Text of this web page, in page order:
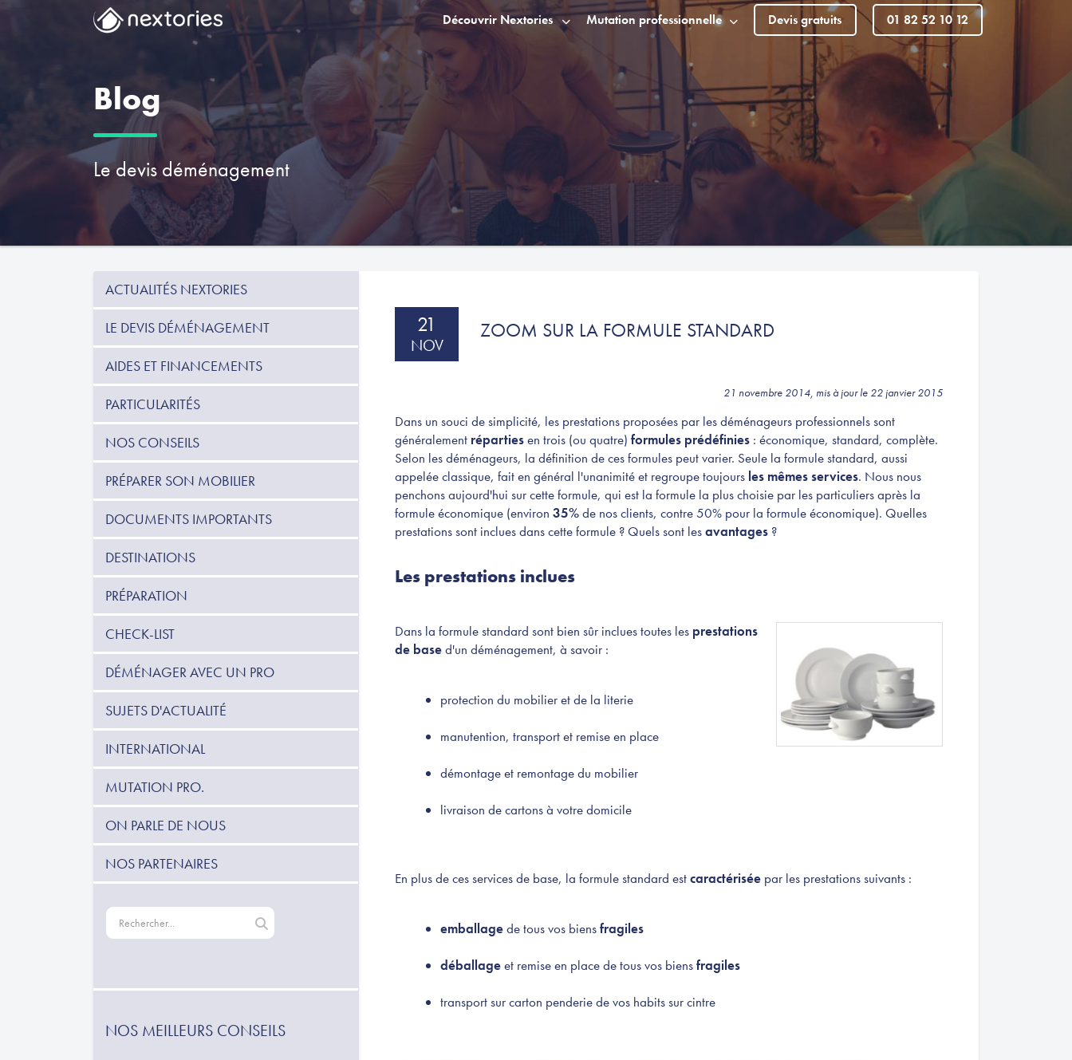
Découvrir Nextories Mutation professionnelle Devis gratuits 01 82 52 10 12
Blog
Le devis déménagement
ACTUALITÉS NEXTORIES
LE DEVIS DÉMÉNAGEMENT
AIDES ET FINANCEMENTS
PARTICULARITÉS
NOS CONSEILS
PRÉPARER SON MOBILIER
DOCUMENTS IMPORTANTS
DESTINATIONS
PRÉPARATION
CHECK-LIST
DÉMÉNAGER AVEC UN PRO
SUJETS D'ACTUALITÉ
INTERNATIONAL
MUTATION PRO.
ON PARLE DE NOUS
NOS PARTENAIRES
NOS MEILLEURS CONSEILS
21
NOV
ZOOM SUR LA FORMULE STANDARD
21 novembre 2014, mis à jour le 22 janvier 2015
Dans un souci de simplicité, les prestations proposées par les déménageurs professionnels sont
généralement répartiesen trois (ou quatre) formules prédéfinies : économique, standard, complète.
Selon les déménageurs, la définition de ces formules peut varier. Seule la formule standard, aussi
appelée classique, fait en général l'unanimité et regroupe toujours les mêmes services. Nous nous
penchons aujourd'hui sur cette formule, qui est la formule la plus choisie par les particuliers après la
formule économique (environ 35%de nos clients, contre 50% pour la formule économique). Quelles
prestations sont inclues dans cette formule ? Quels sont lesavantages ?
Les prestations inclues
Dans la formule standard sont bien sûr inclues toutes les prestations
de based'un déménagement, à savoir :
protection du mobilier et de la literie
manutention, transport et remise en place
démontage et remontage du mobilier
livraison de cartons à votre domicile
En plus de ces services de base, la formule standard estcaractérisée par les prestations suivants :
emballagede tous vos biensfragiles
déballageet remise en place de tous vos biensfragiles
transport sur carton penderie de vos habits sur cintre